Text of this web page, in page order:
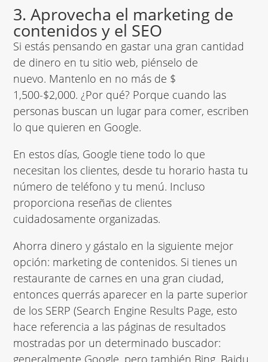
3. Aprovecha el marketing de
contenidos y el SEO
Si estás pensando en gastar una gran cantidad
de dinero en tu sitio web, piénselo de
nuevo. Mantenlo en no más de $
1,500-$2,000. ¿Por qué? Porque cuando las
personas buscan un lugar para comer, escriben
lo que quieren en Google.
En estos días, Google tiene todo lo que
necesitan los clientes, desde tu horario hasta tu
número de teléfono y tu menú. Incluso
proporciona reseñas de clientes
cuidadosamente organizadas.
Ahorra dinero y gástalo en la siguiente mejor
opción: marketing de contenidos. Si tienes un
restaurante de carnes en una gran ciudad,
entonces querrás aparecer en la parte superior
de los SERP (Search Engine Results Page, esto
hace referencia a las páginas de resultados
mostradas por un determinado buscador:
generalmente Google, pero también Bing, Baidu